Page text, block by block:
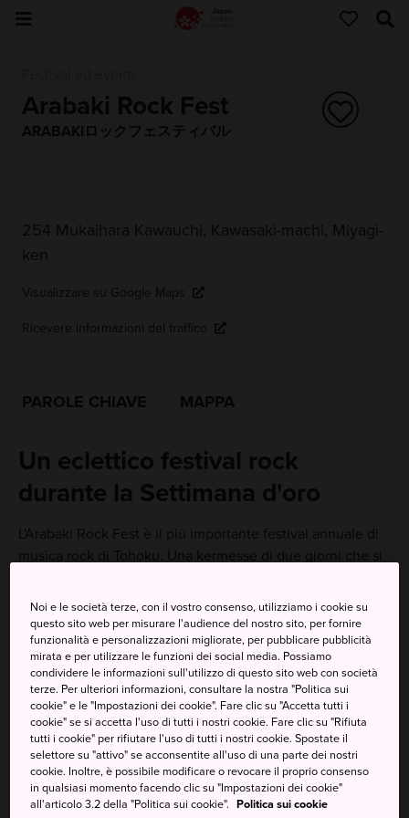
Arabaki Rock Fest
ARABAKIロックフェスティバル
254 Mukaihara Kawauchi, Kawasaki-machi, Miyagi-
ken
Visualizzare su Google Maps
Ricevere informazioni del traffico
PAROLE CHIAVE MAPPA
Un eclettico festival rock
durante la Settimana d'oro
L'Arabaki Rock Fest è il più importante festival annuale di
musica rock di Tohoku. Una kermesse di due giorni che si
maggio) presso l'Eco Camp Michinoku, raccoglie gruppi
che si esibiscono su più scene.
Come arrivare
L'Arabaki Rock Fest si tiene fuori dalla città di Sendai
presso l'Eco Camp Michinoku della città di Shibata. È
raggiungibile con un treno e successivamente un autobus
navetta gratuito oppure in auto.
Dalla stazione di Sendai o di Ogawara, a sud di Miyagi,
Noi e le società terze, con il vostro consenso, utilizziamo i cookie su
questo sito web per misurare l'audience del nostro sito, per fornire
funzionalità e personalizzazioni migliorate, per pubblicare pubblicità
mirata e per utilizzare le funzioni dei social media. Possiamo
condividere le informazioni sull'utilizzo di questo sito web con società
terze. Per ulteriori informazioni, consultare la nostra "Politica sui
cookie" e le "Impostazioni dei cookie". Fare clic su "Accetta tutti i
cookie" se si accetta l'uso di tutti i nostri cookie. Fare clic su "Rifiuta
tutti i cookie" per rifiutare l'uso di tutti i nostri cookie. Spostate il
selettore su "attivo" se acconsentite all'uso di una parte dei nostri
cookie. Inoltre, è possibile modificare o revocare il proprio consenso
in qualsiasi momento facendo clic su "Impostazioni dei cookie"
all'articolo 3.2 della "Politica sui cookie". Politica sui cookie